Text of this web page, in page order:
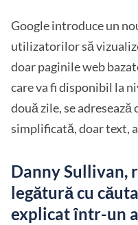
Google introduce un
utilizatorilor să
doar paginile web
care va fi disponibil la
două zile, se
simplificată, doar text,
Danny Sullivan,
legătură cu
explicat într-un